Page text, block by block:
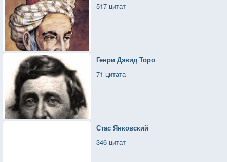
517 цитат
Генри Дэвид Торо
71 цитата
Стас Янковский
346 цитат